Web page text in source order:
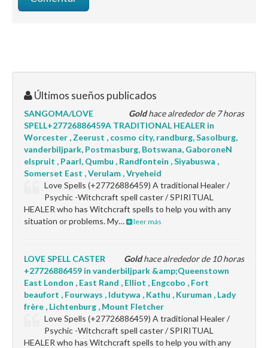
Últimos sueños publicados
Goldhace alrededor de 7 horas
SANGOMA/LOVE
SPELL+27726886459A TRADITIONAL HEALER in
Worcester , Zeerust , cosmo city, randburg, Sasolburg,
vanderbiljpark, Postmasburg, Botswana, GaboroneN
elspruit , Paarl, Qumbu , Randfontein , Siyabuswa ,
Somerset East , Verulam , Vryeheid
Love Spells (+27726886459) A traditional Healer /
Psychic -Witchcraft spell caster / SPIRITUAL
HEALER who has Witchcraft spells to help you with any
situation or problems. My…
leer más
Goldhace alrededor de 10 horas
LOVE SPELL CASTER
+27726886459 in vanderbiljpark &amp;Queenstown
East London , East Rand , Elliot , Engcobo , Fort
beaufort , Fourways , Idutywa , Kathu , Kuruman , Lady
frère , Lichtenburg , Mount Fletcher
Love Spells (+27726886459) A traditional Healer /
Psychic -Witchcraft spell caster / SPIRITUAL
HEALER who has Witchcraft spells to help you with any